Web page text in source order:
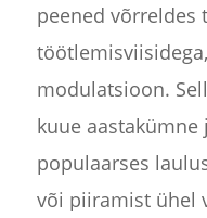
peened võrreldes
modulatsioon.
kuue aastakümne
populaarses
või piiramist ühel